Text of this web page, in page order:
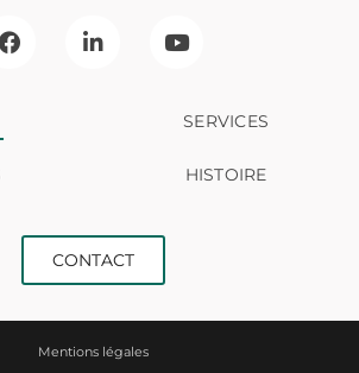
SERVICES
HISTOIRE
CONTACT
Mentions légales